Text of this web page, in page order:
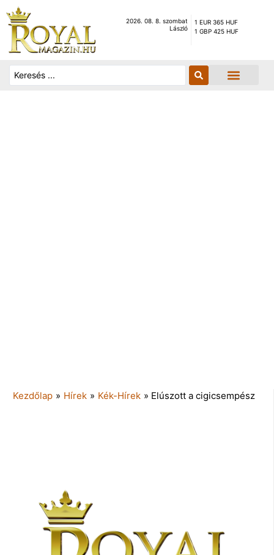
2026. 08. 8. szombat
László
1 EUR 365 HUF
1 GBP 425 HUF
Kezdőlap » Hírek » Kék-Hírek » Elúszott a cigicsempész